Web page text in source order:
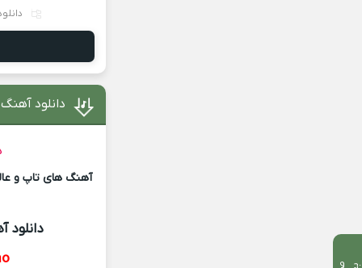
دانلود
آهنگ های تاپ و
دانلود